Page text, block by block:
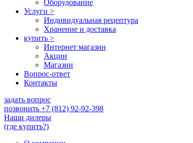
Оборудование
Услуги >
Индивидуальная рецептура
Хранение и доставка
купить >
Интернет магазин
Акции
Магазин
Вопрос-ответ
Контакты
задать вопрос
позвонить +7 (812) 92-92-398
Наши дилеры
(где купить?)